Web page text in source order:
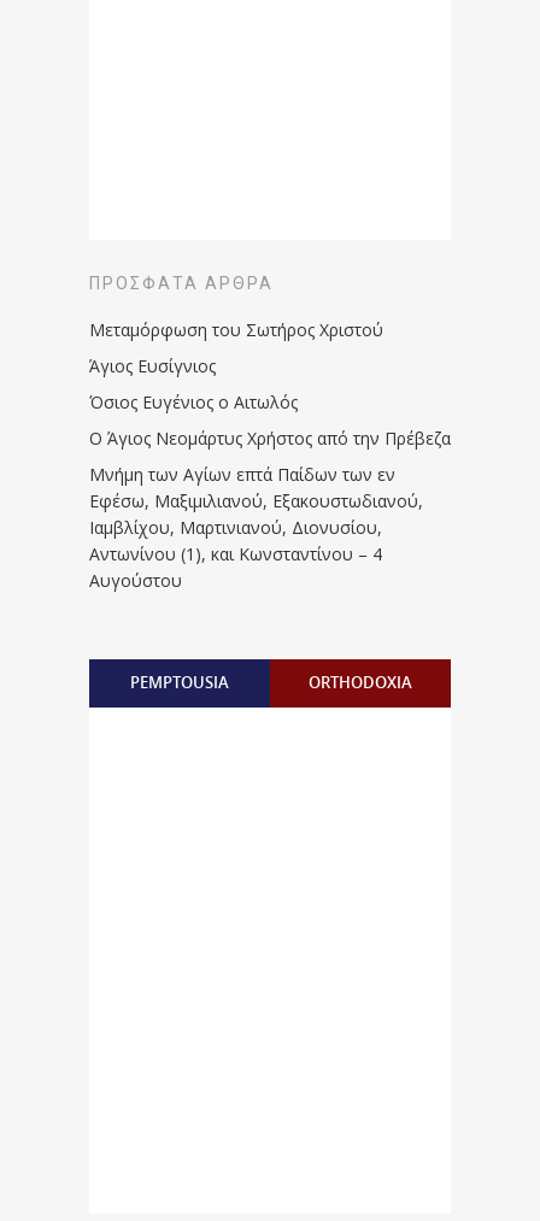
ΠΡΌΣΦΑΤΑ ΆΡΘΡΑ
Μεταμόρφωση του Σωτήρος Χριστού
Άγιος Ευσίγνιος
Όσιος Ευγένιος ο Αιτωλός
Ο Άγιος Νεομάρτυς Χρήστος από την Πρέβεζα
Μνήμη των Aγίων επτά Παίδων των εν
Eφέσω, Mαξιμιλιανού, Eξακουστωδιανού,
Iαμβλίχου, Mαρτινιανού, Διονυσίου,
Aντωνίνου (1), και Kωνσταντίνου – 4
Αυγούστου
PEMPTOUSIA ORTHODOXIA